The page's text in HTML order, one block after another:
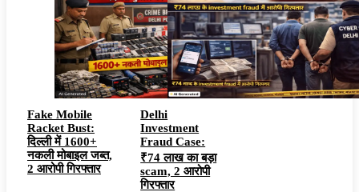
Fake Mobile
Racket Bust:
दिल्ली में 1600+
नकली मोबाइल जब्त,
2 आरोपी गिरफ्तार
Delhi
Investment
Fraud Case:
₹74 लाख का बड़ा
scam, 2 आरोपी
गिरफ्तार